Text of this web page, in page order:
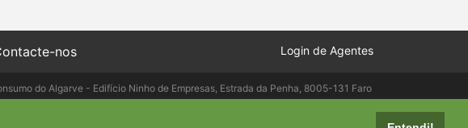
nos Login de Agentes
do Algarve - Edifício Ninho de Empresas, Estrada da Penha, 8005-131 Faro
135 cimaal@mail.telepac.pt